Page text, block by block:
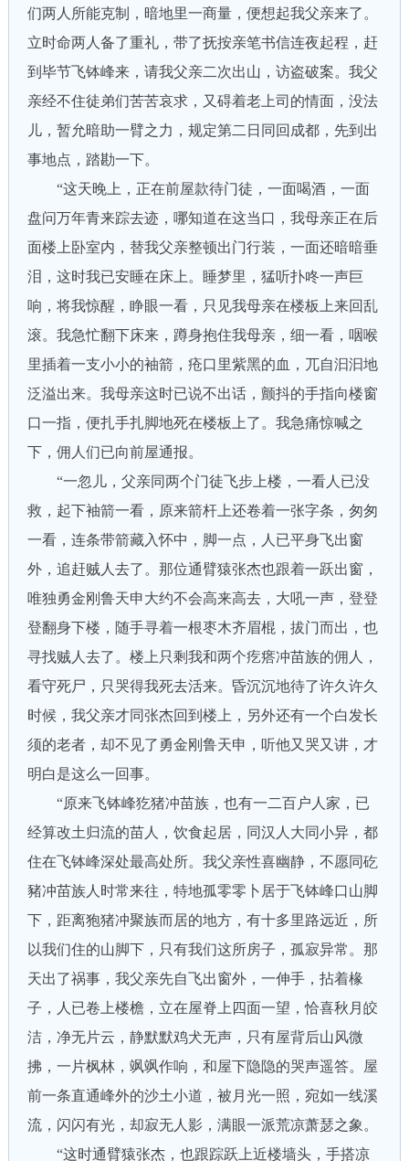
们两人所能克制，暗地里一商量，便想起我父亲来了。
立时命两人备了重礼，带了抚按亲笔书信连夜起程，赶
到毕节飞钵峰来，请我父亲二次出山，访盗破案。我父
亲经不住徒弟们苦苦哀求，又碍着老上司的情面，没法
儿，暂允暗助一臂之力，规定第二日同回成都，先到出
事地点，踏勘一下。
“这天晚上，正在前屋款待门徒，一面喝酒，一面
盘问万年青来踪去迹，哪知道在这当口，我母亲正在后
面楼上卧室内，替我父亲整顿出门行装，一面还暗暗垂
泪，这时我已安睡在床上。睡梦里，猛听扑咚一声巨
响，将我惊醒，睁眼一看，只见我母亲在楼板上来回乱
滚。我急忙翻下床来，蹲身抱住我母亲，细一看，咽喉
里插着一支小小的袖箭，疮口里紫黑的血，兀自汩汩地
泛溢出来。我母亲这时已说不出话，颤抖的手指向楼窗
口一指，便扎手扎脚地死在楼板上了。我急痛惊喊之
下，佣人们已向前屋通报。
“一忽儿，父亲同两个门徒飞步上楼，一看人已没
救，起下袖箭一看，原来箭杆上还卷着一张字条，匆匆
一看，连条带箭藏入怀中，脚一点，人已平身飞出窗
外，追赶贼人去了。那位通臂猿张杰也跟着一跃出窗，
唯独勇金刚鲁天申大约不会高来高去，大吼一声，登登
登翻身下楼，随手寻着一根枣木齐眉棍，拔门而出，也
寻找贼人去了。楼上只剩我和两个疙瘩冲苗族的佣人，
看守死尸，只哭得我死去活来。昏沉沉地待了许久许久
时候，我父亲才同张杰回到楼上，另外还有一个白发长
须的老者，却不见了勇金刚鲁天申，听他又哭又讲，才
明白是这么一回事。
“原来飞钵峰犵猪冲苗族，也有一二百户人家，已
经算改土归流的苗人，饮食起居，同汉人大同小异，都
住在飞钵峰深处最高处所。我父亲性喜幽静，不愿同矻
豬冲苗族人时常来往，特地孤零零卜居于飞钵峰口山脚
下，距离狍猪冲聚族而居的地方，有十多里路远近，所
以我们住的山脚下，只有我们这所房子，孤寂异常。那
天出了祸事，我父亲先自飞出窗外，一伸手，拈着椽
子，人已卷上楼檐，立在屋脊上四面一望，恰喜秋月皎
洁，净无片云，静默默鸡犬无声，只有屋背后山风微
拂，一片枫林，飒飒作响，和屋下隐隐的哭声遥答。屋
前一条直通峰外的沙土小道，被月光一照，宛如一线溪
流，闪闪有光，却寂无人影，满眼一派荒凉萧瑟之象。
“这时通臂猿张杰，也跟踪跃上近楼墙头，手搭凉